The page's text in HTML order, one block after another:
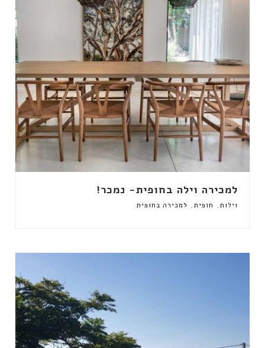
למכירה וילה בחופית- נמכר!
וילות , חופית , למכירה בחופית